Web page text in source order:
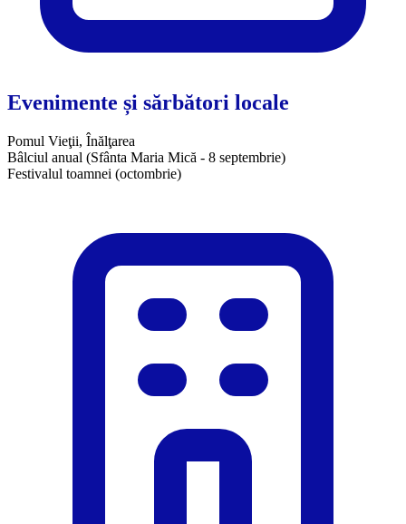
Evenimente și sărbători locale
Pomul Vieţii, Înălţarea
Bâlciul anual (Sfânta Maria Mică - 8 septembrie)
Festivalul toamnei (octombrie)